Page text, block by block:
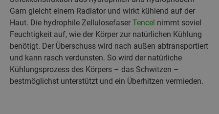
Garn gleicht einem Radiator und wirkt kühlend auf der
Haut. Die hydrophile Zellulosefaser Tencel nimmt soviel
Feuchtigkeit auf, wie der Körper zur natürlichen Kühlung
benötigt. Der Überschuss wird nach außen abtransportiert
und kann rasch verdunsten. So wird der natürliche
Kühlungsprozess des Körpers – das Schwitzen –
bestmöglichst unterstützt und ein Überhitzen vermieden.